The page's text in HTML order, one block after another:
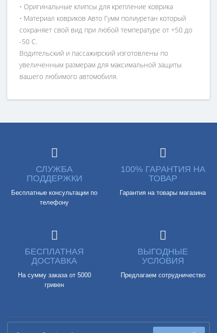
• Оригинальные клипсы для крепление коврика
• Материал ковриков Авто Гумм полиуретан который
сохраняет свой вид при любой температуре от +50 до
-50 С.
Водительский и пассажирский изготовлены по
увеличенным размерам для максимальной защиты
вашего любимого автомобиля.
СЛУЖБА
ПОДДЕРЖКИ
Бесплатные консультации по
телефону
100% ГАРАНТИЯ НА
ТОВАР
Гарантия на товары магазина
БЕСПЛАТНАЯ
ДОСТАВКА
На сумму заказа от 5000
гривен
ВЫГОДНЫЕ
УСЛОВИЯ
Предлагаем сотрудничество